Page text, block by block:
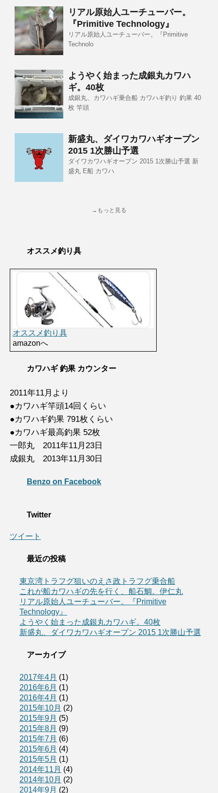
リアル原始人ユーチューバー。
『Primitive Technology』
リアル原始人ユーチューバー。『Primitive
Technolo
ようやく始まった成銀丸カワハ
ギ。40枚
成銀丸、カワハギ乗合船 カワハギ釣り 釣果 40
枚 竿頭
新盛丸、ダイワカワハギオープン
2015 1次勝山予選
ダイワカワハギオープン 2015 1次勝山予選 新
盛丸 E船 カワハ
→もっと見る
オススメ釣り具
オススメ釣り具
amazonへ
カワハギ 釣果 カウンター
2011年11月より
●カワハギ竿頭14回くらい
●カワハギ釣果 791枚くらい
●カワハギ最高釣果 52枚
一郎丸 2011年11月23日
成銀丸 2013年11月30日
Benzo on Facebook
Twitter
ツイート
最近の投稿
東京湾トラフグ狙いのえさ政トラフグ乗合船
これが船カワハギの先を行く、船石鯛。伊仁丸
リアル原始人ユーチューバー。『Primitive
Technology』
ようやく始まった成銀丸カワハギ。40枚
新盛丸、ダイワカワハギオープン 2015 1次勝山予選
アーカイブ
2017年4月 (1)
2016年6月 (1)
2016年4月 (1)
2015年10月 (2)
2015年9月 (5)
2015年8月 (9)
2015年7月 (6)
2015年6月 (4)
2015年5月 (1)
2014年11月 (4)
2014年10月 (2)
2014年9月 (2)